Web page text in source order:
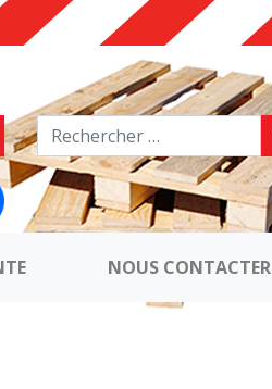
NOUS CONTACTER